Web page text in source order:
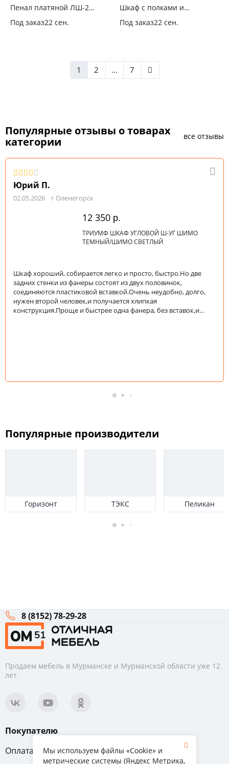
Пенал платяной ЛШ-2
Под заказ22 сен.
Шкаф с полками и
Анкор
Под заказ22 сен.
1 2 ... 7
Популярные отзывы о товарах
категории
все отзывы
Юрий П.
02.05.2026 г Оленегорск
12 350 р.
ТРИУМФ ШКАФ УГЛОВОЙ Ш-УГ ШИМО
ТЕМНЫЙ/ШИМО СВЕТЛЫЙ
Шкаф хороший, собирается легко и просто, быстро.Но две
задних стенки из фанеры состоят из двух половинок,
соединяются пластиковой вставкой.Очень неудобно, долго,
нужен второй человек,и получается хлипкая
конструкция.Проще и быстрее одна фанера, без вставок,и
Популярные производители
Горизонт ТЭКС Пеликан
8 (8152) 78-29-28
Продаем мебель в Мурманске и Мурманской области уже 12
лет.
Покупателю
Оплата
Вопрос-ответ
Мы используем файлы «Cookie» и
метрические системы (Яндекс Метрика,